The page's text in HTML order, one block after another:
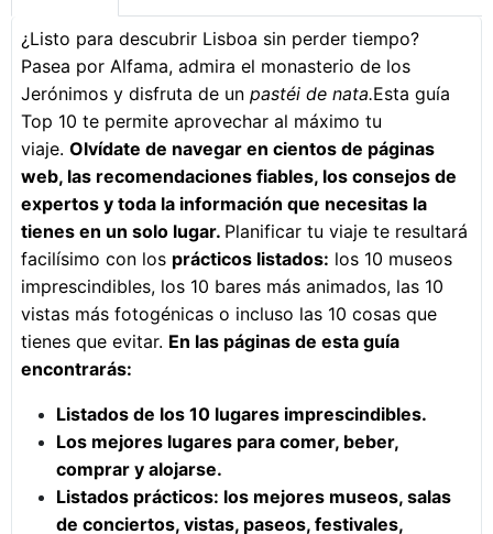
¿Listo para descubrir Lisboa sin perder tiempo?
Pasea por Alfama, admira el monasterio de los
Jerónimos y disfruta de un pastéi de nata.Esta guía
Top 10 te permite aprovechar al máximo tu
viaje. Olvídate de navegar en cientos de páginas
web, las recomendaciones fiables, los consejos de
expertos y toda la información que necesitas la
tienes en un solo lugar. Planificar tu viaje te resultará
facilísimo con los prácticos listados: los 10 museos
imprescindibles, los 10 bares más animados, las 10
vistas más fotogénicas o incluso las 10 cosas que
tienes que evitar. En las páginas de esta guía
encontrarás:
Listados de los 10 lugares imprescindibles.
Los mejores lugares para comer, beber,
comprar y alojarse.
Listados prácticos: los mejores museos, salas
de conciertos, vistas, paseos, festivales,